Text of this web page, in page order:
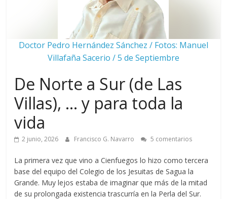
Doctor Pedro Hernández Sánchez / Fotos: Manuel
Villafaña Sacerio / 5 de Septiembre
De Norte a Sur (de Las
Villas), … y para toda la
vida
2 junio, 2026 Francisco G. Navarro 5 comentarios
La primera vez que vino a Cienfuegos lo hizo como tercera
base del equipo del Colegio de los Jesuitas de Sagua la
Grande. Muy lejos estaba de imaginar que más de la mitad
de su prolongada existencia trascurría en la Perla del Sur.